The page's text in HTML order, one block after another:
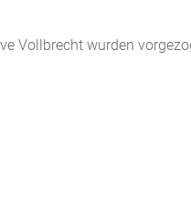
Vollbrecht wurden